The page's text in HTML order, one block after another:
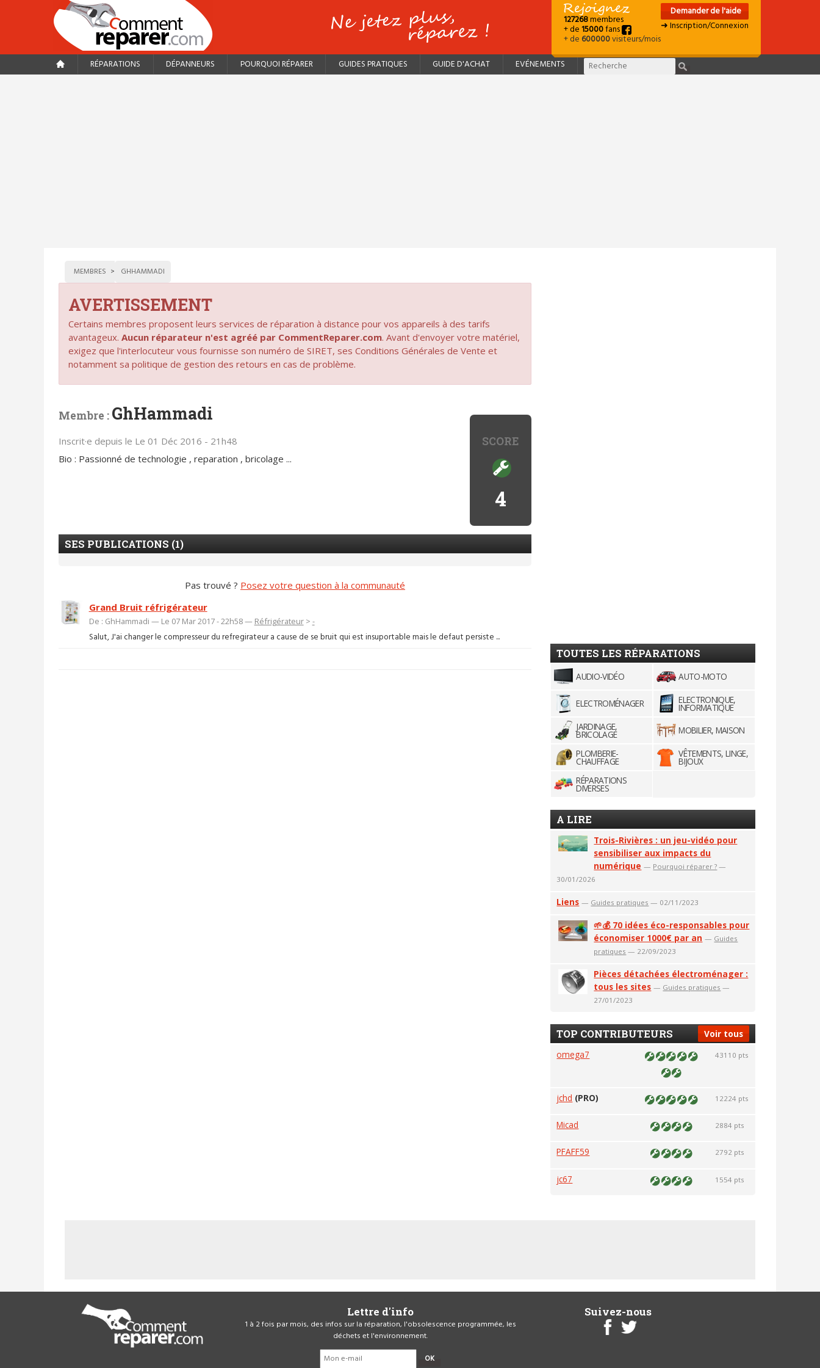
127268membres
+ de15000fans
+ de600000visiteurs/mois
Demander de l'aide
➜ Inscription/Connexion
RÉPARATIONS DÉPANNEURS POURQUOI RÉPARER GUIDES PRATIQUES GUIDE D'ACHAT EVÉNEMENTS
MEMBRES GHHAMMADI
AVERTISSEMENT
Certains membres proposent leurs services de réparation à distance pour vos appareils à des tarifs
avantageux. Aucun réparateur n'est agréé par CommentReparer.com. Avant d'envoyer votre matériel,
exigez que l'interlocuteur vous fournisse son numéro de SIRET, ses Conditions Générales de Vente et
notamment sa politique de gestion des retours en cas de problème.
SCORE
4
Membre : GhHammadi
Inscrit·e depuis le Le 01 Déc 2016 - 21h48
Bio : Passionné de technologie , reparation , bricolage ...
SES PUBLICATIONS (1)
Pas trouvé ? Posez votre question à la communauté
Grand Bruit réfrigérateur
De : GhHammadi — Le 07 Mar 2017 - 22h58 — Réfrigérateur> -
Salut, J'ai changer le compresseur du refregirateur a cause de se bruit qui est insuportable mais le defaut persiste ...
TOUTES LES RÉPARATIONS
AUDIO-VIDÉO AUTO-MOTO
ELECTROMÉNAGER ELECTRONIQUE,
INFORMATIQUE
JARDINAGE,
BRICOLAGE
MOBILIER, MAISON
PLOMBERIE-
CHAUFFAGE
VÊTEMENTS, LINGE,
BIJOUX
RÉPARATIONS
DIVERSES
A LIRE
Trois-Rivières : un jeu-vidéo pour
sensibiliser aux impacts du
numérique — Pourquoi réparer ? —
30/01/2026
Liens — Guides pratiques — 02/11/2023
🌱💰 70 idées éco-responsables pour
économiser 1000€ par an — Guides
pratiques — 22/09/2023
Pièces détachées électroménager :
tous les sites — Guides pratiques —
27/01/2023
Voir tous
TOP CONTRIBUTEURS
omega7 43110 pts
jchd (PRO) 12224 pts
Micad 2884 pts
PFAFF59 2792 pts
jc67 1554 pts
Lettre d'info
1 à 2 fois par mois, des infos sur la réparation, l'obsolescence programmée, les
déchets et l'environnement.
OK
Suivez-nous